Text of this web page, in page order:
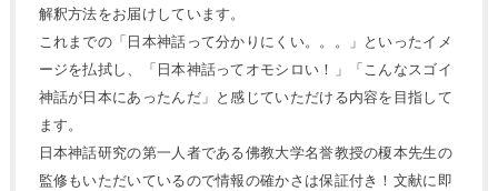
解釈方法をお届けしています。
これまでの「日本神話って分かりにくい。。。」といったイメ
ージを払拭し、「日本神話ってオモシロい！」「こんなスゴイ
神話が日本にあったんだ」と感じていただける内容を目指して
ます。
日本神話研究の第一人者である佛教大学名誉教授の榎本先生の
監修もいただいているので情報の確かさは保証付き！文献に即